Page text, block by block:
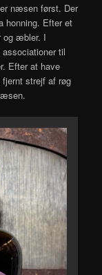
næsen først. Der
honning. Efter et
og æbler. I
til
Efter at have
strejf af røg